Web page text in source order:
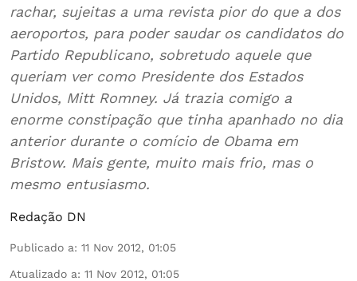
rachar, sujeitas a uma revista pior do que a dos
aeroportos, para poder saudar os candidatos do
Partido Republicano, sobretudo aquele que
queriam ver como Presidente dos Estados
Unidos, Mitt Romney. Já trazia comigo a
enorme constipação que tinha apanhado no dia
anterior durante o comício de Obama em
Bristow. Mais gente, muito mais frio, mas o
mesmo entusiasmo.
Redação DN
Publicado a: 11 Nov 2012, 01:05
Atualizado a: 11 Nov 2012, 01:05